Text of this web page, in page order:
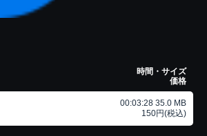
時間・サイズ
価格
00:03:28 35.0 MB
150円(税込)